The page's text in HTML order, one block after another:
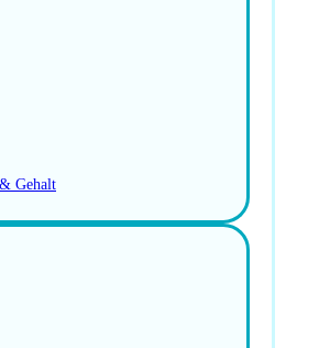
Gehalt
Bezugspersonen